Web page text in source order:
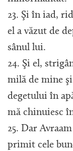
23. Şi în iad,
el a văzut de
sânul lui.
24. Şi el,
milă de mine
degetului în
mă chinuiesc
25. Dar
primit cele